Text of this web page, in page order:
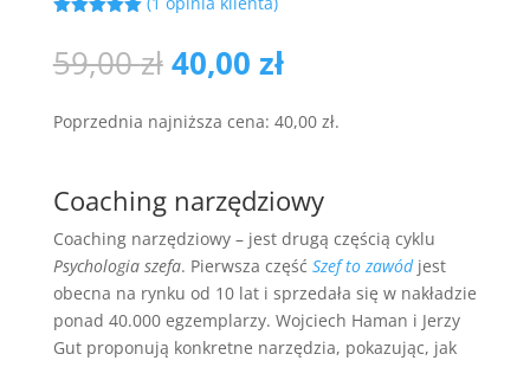
na
podstawie
59,00zł Pierwotna
cena
wynosiła:
59,00 zł.
40,00 złAktualna
wynosi:
40,00 zł.
Poprzednia najniższa cena: 40,00 zł.
Coaching narzędziowy
Coaching narzędziowy – jest drugą częścią cyklu
Psychologia szefa. Pierwsza część Szef to zawódjest
obecna na rynku od 10 lat i sprzedała się w nakładzie
ponad 40.000 egzemplarzy. Wojciech Haman i Jerzy
Gut proponują konkretne narzędzia, pokazując, jak